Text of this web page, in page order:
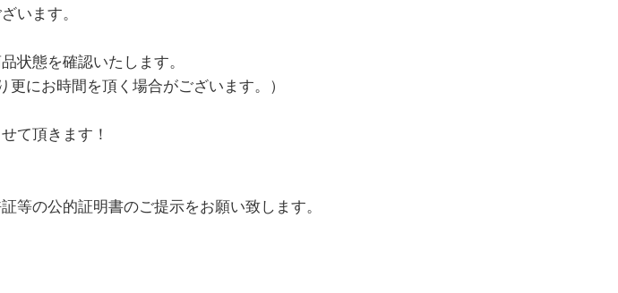
います。
状態を確認いたします。
更にお時間を頂く場合がございます。）
て頂きます！
等の公的証明書のご提示をお願い致します。